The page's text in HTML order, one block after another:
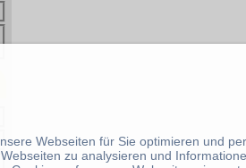
Webseiten für Sie optimieren und
zu analysieren und